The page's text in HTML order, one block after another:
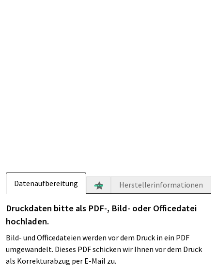
Datenaufbereitung Herstellerinformationen
Druckdaten bitte als PDF-, Bild- oder Officedatei
hochladen.
Bild- und Officedateien werden vor dem Druck in ein PDF
umgewandelt. Dieses PDF schicken wir Ihnen vor dem Druck
als Korrekturabzug per E-Mail zu.